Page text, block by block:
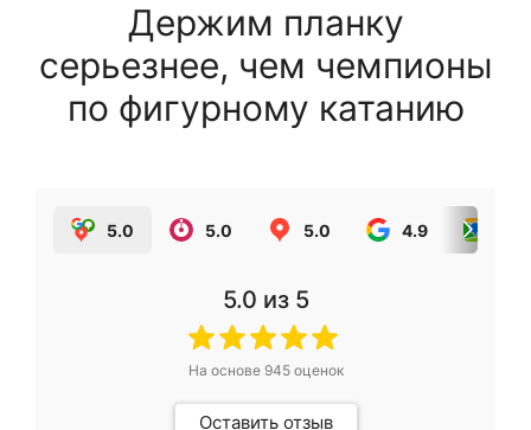
Держим планку
серьезнее, чем чемпионы
по фигурному катанию
5.0 5.0 5.0 4.9
5.0 из 5
На основе 945оценок
Оставить отзыв